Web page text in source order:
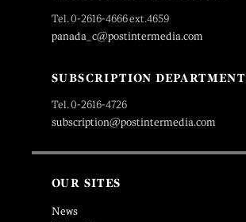
Tel. 0-2616-4666 ext.4659
panada_c@postintermedia.com
SUBSCRIPTION DEPARTMENT
Tel. 0-2616-4726
subscription@postintermedia.com
OUR SITES
News